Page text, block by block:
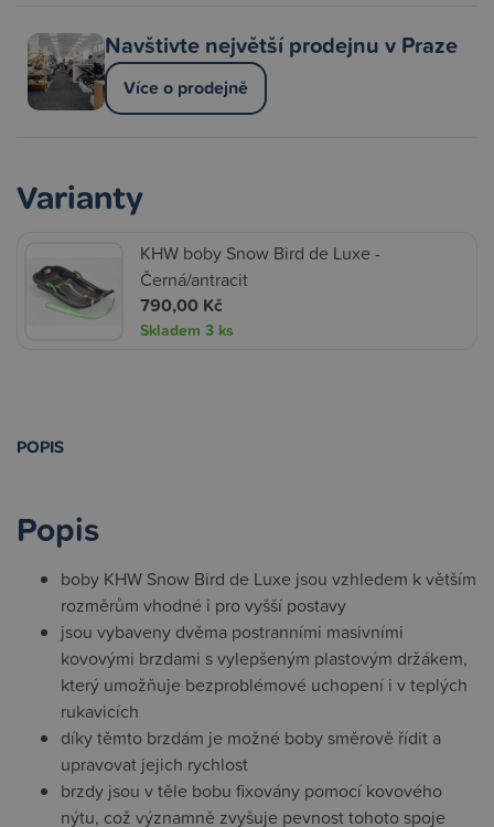
Navštivte největší prodejnu v Praze
Více o prodejně
Varianty
KHW boby Snow Bird de Luxe -
Černá/antracit
790,00 Kč
Skladem 3 ks
POPIS
Popis
boby KHW Snow Bird de Luxe jsou vzhledem k větším
rozměrům vhodné i pro vyšší postavy
jsou vybaveny dvěma postranními masivními
kovovými brzdami s vylepšeným plastovým držákem,
který umožňuje bezproblémové uchopení i v teplých
rukavicích
díky těmto brzdám je možné boby směrově řídit a
upravovat jejich rychlost
brzdy jsou v těle bobu fixovány pomocí kovového
nýtu, což významně zvyšuje pevnost tohoto spoje